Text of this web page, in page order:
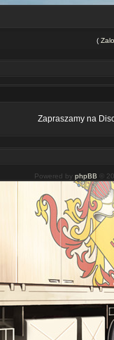
(
Zapraszamy na
Powered by phpBB ©